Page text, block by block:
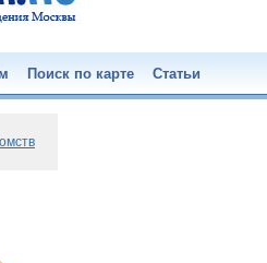
Поиск по карте Статьи